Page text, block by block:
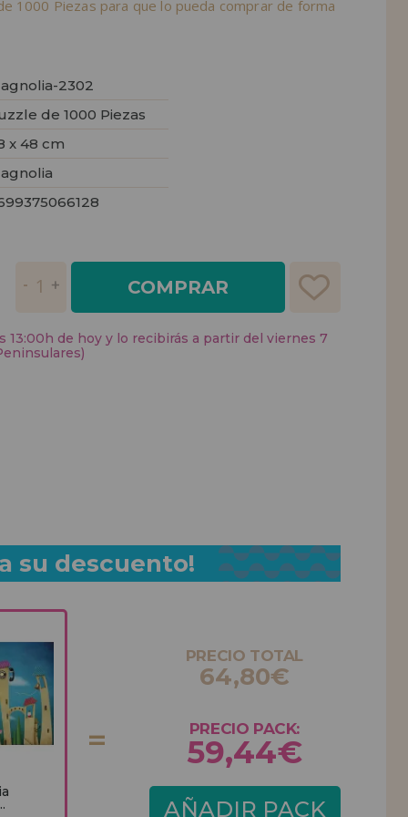
1000 Piezas para que lo pueda comprar de forma
2302
de 1000 Piezas
x 48 cm
COMPRAR
13:00h de hoy y lo recibirás a partir del viernes 7
su descuento!
PRECIO TOTAL
64,80€
PRECIO PACK:
59,44€
AÑADIR PACK